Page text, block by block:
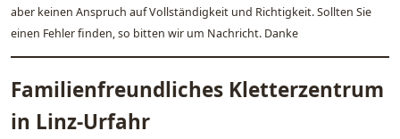
aber keinen Anspruch auf Vollständigkeit und Richtigkeit. Sollten Sie
einen Fehler finden, so bitten wir um Nachricht. Danke
Familienfreundliches Kletterzentrum
in Linz-Urfahr